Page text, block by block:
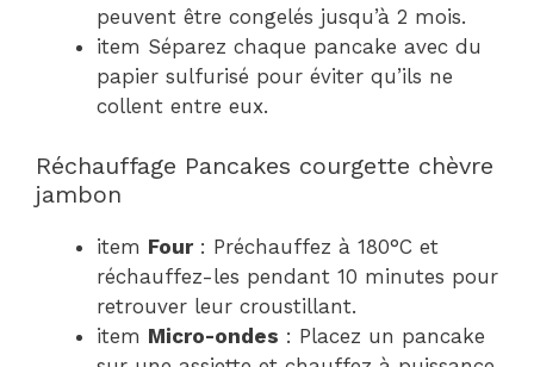
peuvent être congelés jusqu’à 2 mois.
item Séparez chaque pancake avec du
papier sulfurisé pour éviter qu’ils ne
collent entre eux.
Réchauffage Pancakes courgette chèvre
jambon
item Four: Préchauffez à 180°C et
réchauffez-les pendant 10 minutes pour
retrouver leur croustillant.
item Micro-ondes : Placez un pancake